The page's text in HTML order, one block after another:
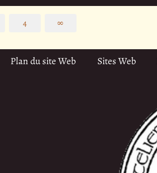
4 ∞
Plan du site Web Sites Web